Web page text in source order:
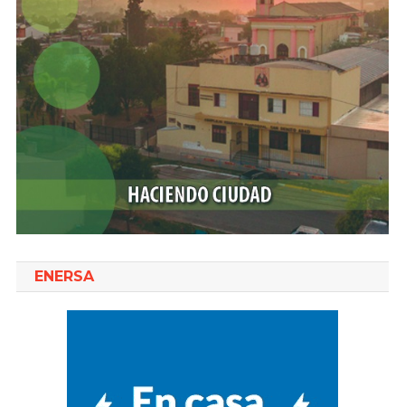
ENERSA